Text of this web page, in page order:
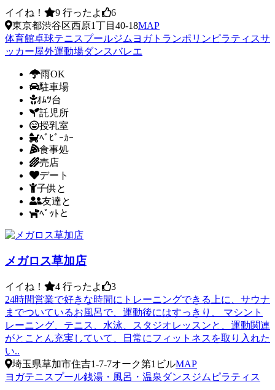
イイね！ 9 行ったよ
6
東京都渋谷区西原1丁目40-18MAP
体育館卓球テニスプールジム ヨガトランポリン ピラティスサ
ッカー屋外運動場ダンスバレエ
雨OK
駐車場
ｵﾑﾂ台
託児所
授乳室
ﾍﾞﾋﾞｰｶｰ
食事処
売店
デート
子供と
友達と
ﾍﾟｯﾄと
メガロス草加店
イイね！ 4 行ったよ
3
24時間営業で好きな時間にトレーニングできる上に、サウナ
までついているお風呂で、運動後にはすっきり、 マシント
レーニング、テニス、水泳、スタジオレッスンと、運動関連
がとことん充実していて、日常にフィットネスを取り入れた
い..
埼玉県草加市住吉1-7-7オーク第1ビルMAP
ヨガテニスプール銭湯・風呂・温泉 ダンス ジム ピラティス